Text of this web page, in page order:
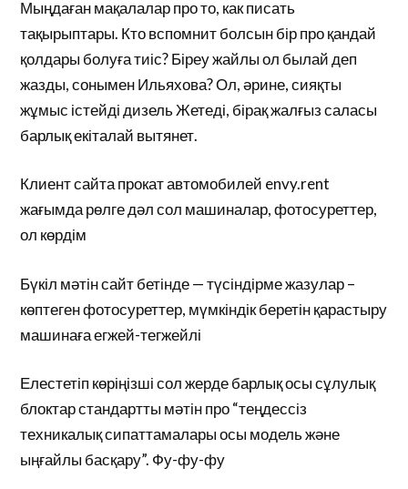
Мыңдаған мақалалар про то, как писать
тақырыптары. Кто вспомнит болсын бір про қандай
қолдары болуға тиіс? Біреу жайлы ол былай деп
жазды, сонымен Ильяхова? Ол, әрине, сияқты
жұмыс істейді дизель Жетеді, бірақ жалғыз саласы
барлық екіталай вытянет.
Клиент сайта прокат автомобилей envy.rent
жағымда рөлге дәл сол машиналар, фотосуреттер,
ол көрдім
Бүкіл мәтін сайт бетінде — түсіндірме жазулар –
көптеген фотосуреттер, мүмкіндік беретін қарастыру
машинаға егжей-тегжейлі
Елестетіп көріңізші сол жерде барлық осы сұлулық
блоктар стандартты мәтін про “теңдессіз
техникалық сипаттамалары осы модель және
ыңғайлы басқару”. Фу-фу-фу